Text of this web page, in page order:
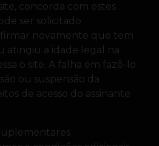
concorda com estes
ser solicitado
novamente que tem
atingiu a idade legal na
o site. A falha em fazê-lo
ou suspensão da
de acesso do assinante